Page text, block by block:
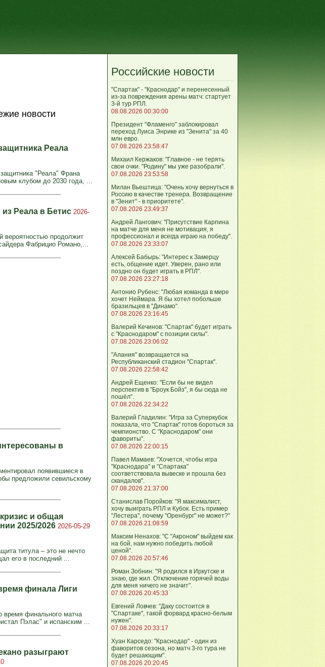
новости
Реала
"Реала" Франа
клубом до 2030 года, ...
Реала в Бетис 2026-
вероятностью продолжит
Фабрицио Романо,...
в
появившиеся в
предложили севильскому
и общая
2025/2026 2026-05-29
титула – это не нечто
его в последний ...
финала Лиги
финального матча
Пэлас" и испанским ...
разыграют
Российские новости
"Спартак" - "Краснодар" и перенесенный
из-за повреждения арены матч: стартует
3-й тур РПЛ.
08.08.2026 00:30:00
Президент "Фламенго" заблокировал
переход Луиса Энрике из "Зенита" за 40
млн евро.
07.08.2026 23:58:47
Михаил Кержаков: "Главное - не терять
свои очки. "Родину" мы уже разобрали".
07.08.2026 23:53:58
Милан Вьештица: "Очень хочу вернуться в
Россию в качестве тренера. Возвращение
в "Зенит" - в приоритете".
07.08.2026 23:49:37
Андрей Лангович: "Присутствие Карпина
на матче для меня не мотивация, я
профессионал и всегда играю на победу".
07.08.2026 23:33:07
Алексей Бабырь: "Интерес к Замерцу
есть, общение идет. Уверен, рано или
поздно он будет играть в РПЛ".
07.08.2026 23:27:18
Антонио Рубенс: "Любая команда в мире
хочет Неймара. Я бы хотел побольше
бразильцев в "Динамо".
07.08.2026 23:16:45
Валерий Кечинов: "Спартак" будет играть
с "Краснодаром" с позиции силы".
07.08.2026 23:06:02
"Алания" возвращается на
Республиканский стадион "Спартак".
07.08.2026 22:58:42
Андрей Ещенко: "Если бы не видел
перспектив в "Броук Бойз", я бы сюда не
пошёл".
07.08.2026 22:34:22
Валерий Гладилин: "Игра за Суперкубок
показала, что "Спартак" готов бороться за
чемпионство. С "Краснодаром" они
фавориты".
07.08.2026 22:00:15
Павел Мамаев: "Хочется, чтобы игра
"Краснодара" и "Спартака"
соответствовала вывеске и прошла без
скандалов".
07.08.2026 21:37:00
Станислав Поройков: "Я максималист,
хочу выиграть РПЛ и Кубок. Есть пример
"Лестера", почему "Оренбург" не может?"
07.08.2026 21:08:59
Максим Ненахов: "С "Акроном" выйдем как
на бой, нам нужно победить любой
ценой".
07.08.2026 20:57:46
Роман Зобнин: "Я родился в Иркутске и
знаю, где жил. Отключение горячей воды
для меня ничего не значит".
07.08.2026 20:45:33
Евгений Ловчев: "Даку состоится в
"Спартаке", такой форвард красно-белым
нужен".
07.08.2026 20:33:17
Хуан Карседо: "Краснодар" - один из
фаворитов сезона, но матч 3-го тура не
будет решающим".
07.08.2026 20:20:45